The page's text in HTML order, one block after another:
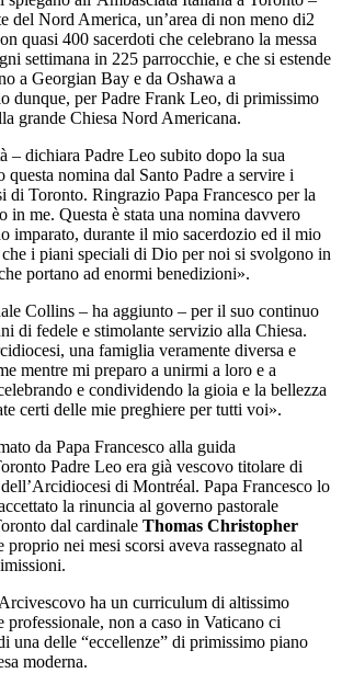
del Nord America, un’area di non meno di2
quasi 400 sacerdoti che celebrano la messa
settimana in 225 parrocchie, e che si estende
a Georgian Bay e da Oshawa a
dunque, per Padre Frank Leo, di primissimo
grande Chiesa Nord Americana.
– dichiara Padre Leo subito dopo la sua
questa nomina dal Santo Padre a servire i
di Toronto. Ringrazio Papa Francesco per la
in me. Questa è stata una nomina davvero
imparato, durante il mio sacerdozio ed il mio
i piani speciali di Dio per noi si svolgono in
portano ad enormi benedizioni».
Collins – ha aggiunto – per il suo continuo
di fedele e stimolante servizio alla Chiesa.
una famiglia veramente diversa e
mentre mi preparo a unirmi a loro e a
e condividendo la gioia e la bellezza
certi delle mie preghiere per tutti voi».
da Papa Francesco alla guida
Padre Leo era già vescovo titolare di
di Montréal. Papa Francesco lo
la rinuncia al governo pastorale
dal cardinale Thomas Christopher
proprio nei mesi scorsi aveva rassegnato al
ha un curriculum di altissimo
non a caso in Vaticano ci
una delle “eccellenze” di primissimo piano
moderna.